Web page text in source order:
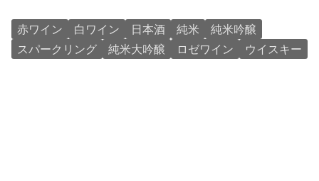
赤ワイン 白ワイン 日本酒 純米
純米吟醸
スパークリング
純米大吟醸 ロゼワイン ウイスキー